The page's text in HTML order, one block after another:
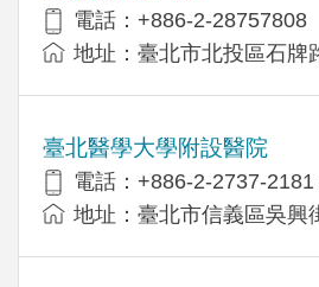
電話：+886-2-28757808
地址：臺北市北投區石牌
臺北醫學大學附設醫院
電話：+886-2-2737-
地址：臺北市信義區吳興